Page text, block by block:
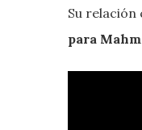
Su relación
para